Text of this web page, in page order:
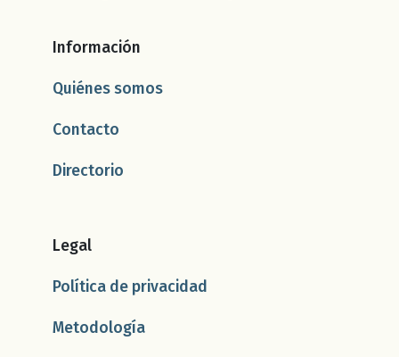
Información
Quiénes somos
Contacto
Directorio
Legal
Política de privacidad
Metodología